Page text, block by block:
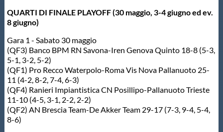
QUARTI DI FINALE PLAYOFF (30 maggio, 3-4 giugno ed ev.
8 giugno)
Gara 1 - Sabato 30 maggio
(QF3) Banco BPM RN Savona-Iren Genova Quinto 18-8 (5-3,
5-1, 3-2, 5-2)
(QF1) Pro Recco Waterpolo-Roma Vis Nova Pallanuoto 25-
11 (4-2, 8-2, 7-4, 6-3)
(QF4) Ranieri Impiantistica CN Posillipo-Pallanuoto Trieste
11-10 (4-5, 3-1, 2-2, 2-2)
(QF2) AN Brescia Team-De Akker Team 29-17 (7-3, 9-4, 5-4,
8-6)